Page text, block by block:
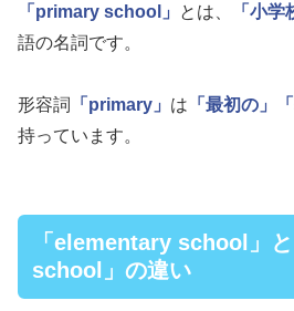
「primary school」 とは、 「小学
語の名詞です。
形容詞 「primary」 は 「最初の」
持っています。
「elementary school」
school」の違い